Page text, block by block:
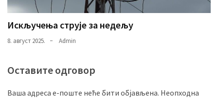
Искључења струје за недељу
8. август 2025. Admin
Оставите одговор
Ваша адреса е-поште неће бити објављена. Неопходна